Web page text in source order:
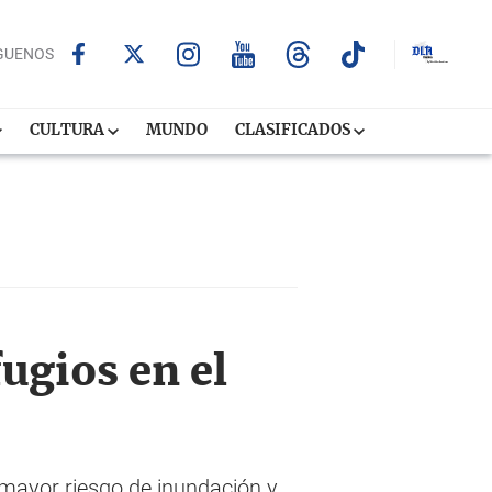
CULTURA MUNDO CLASIFICADOS
en el